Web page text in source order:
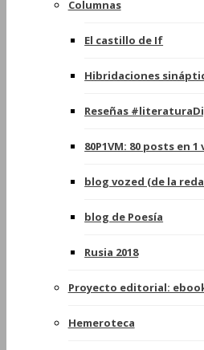
Columnas
El castillo de If
Hibridaciones
Reseñas
80P1VM: 80 posts en
blog vozed (de la
blog de Poesía
Rusia 2018
Proyecto editorial:
Hemeroteca